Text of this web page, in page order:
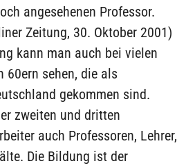
angesehenen Professor.
Zeitung, 30. Oktober 2001)
kann man auch bei vielen
60ern sehen, die als
gekommen sind.
zweiten und dritten
auch Professoren, Lehrer,
Die Bildung ist der